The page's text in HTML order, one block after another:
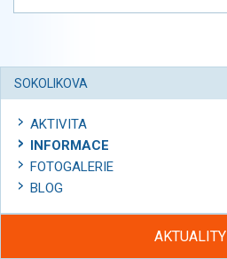
SOKOLIKOVA
AKTIVITA
INFORMACE
FOTOGALERIE
BLOG
AKTUALITY